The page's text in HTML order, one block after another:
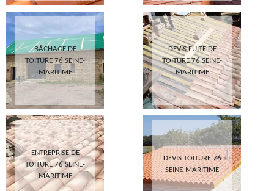
BÂCHAGE DE
TOITURE 76 SEINE-
MARITIME
DEVIS FUITE DE
TOITURE 76 SEINE-
MARITIME
ENTREPRISE DE
TOITURE 76 SEINE-
MARITIME
DEVIS TOITURE 76
SEINE-MARITIME